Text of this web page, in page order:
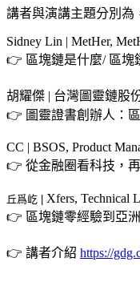
講者與演講主題分別為
Sidney Lin | MetHer,
👉 區塊鏈是什麼/ 區塊
胡耀傑 | 台灣圖靈鏈股
👉 圖靈證書創辦人：
CC | BSOS, Product
👉 從金融圈看科技，
丘爲屹 | Xfers, Technical
👉 區塊鏈零經驗到亞
👉 講者介紹 https://